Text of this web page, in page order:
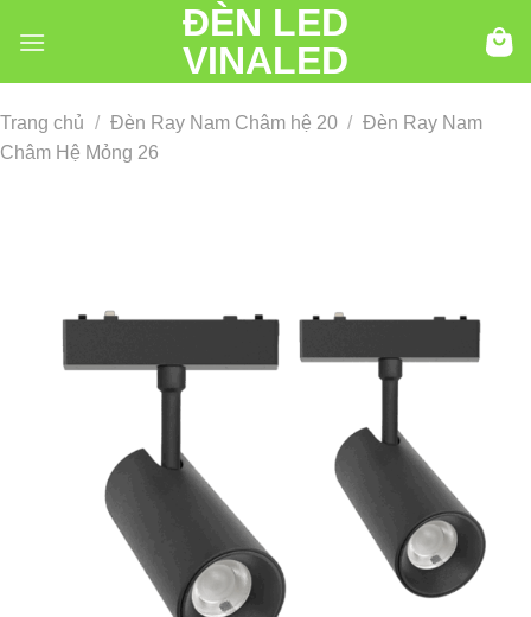
đến
ĐÈN LED
VINALED
Trang chủ / Đèn Ray Nam Châm hệ 20 / Đèn Ray Nam
Châm Hệ Mỏng 26